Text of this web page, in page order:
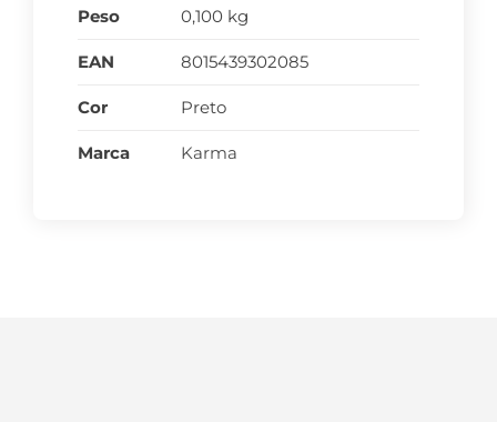
Peso 0,100 kg
EAN 8015439302085
Cor Preto
Marca Karma